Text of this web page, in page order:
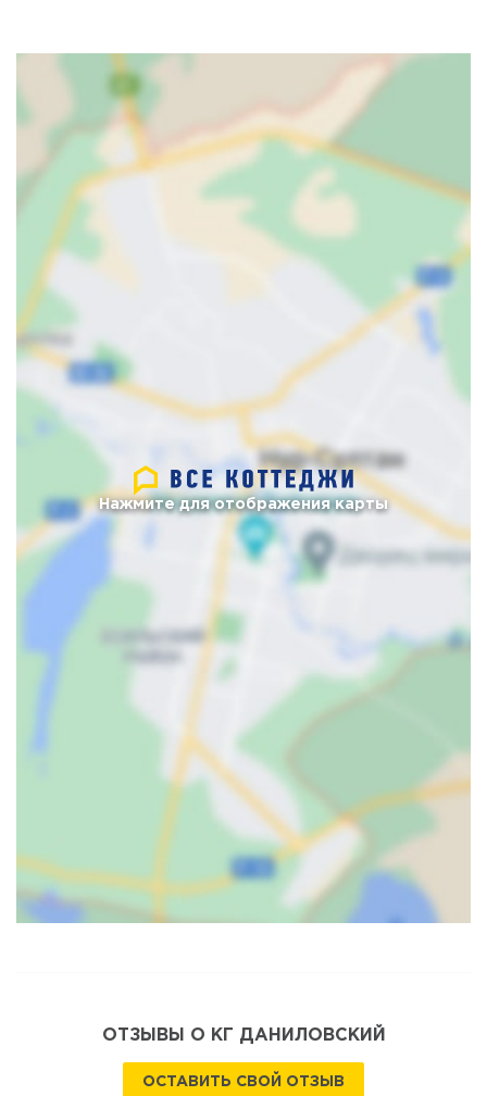
Нажмите для отображения карты
ОТЗЫВЫ О КГ ДАНИЛОВСКИЙ
ОСТАВИТЬ СВОЙ ОТЗЫВ